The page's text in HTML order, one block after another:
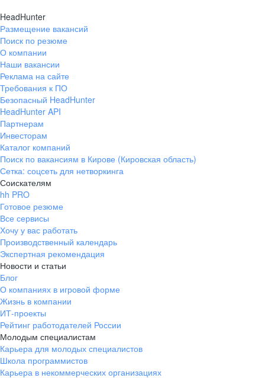
HeadHunter
Размещение вакансий
Поиск по резюме
О компании
Наши вакансии
Реклама на сайте
Требования к ПО
Безопасный HeadHunter
HeadHunter API
Партнерам
Инвесторам
Каталог компаний
Поиск по вакансиям в Кирове (Кировская область)
Сетка: соцсеть для нетворкинга
Соискателям
hh PRO
Готовое резюме
Все сервисы
Хочу у вас работать
Производственный календарь
Экспертная рекомендация
Новости и статьи
Блог
О компаниях в игровой форме
Жизнь в компании
ИТ-проекты
Рейтинг работодателей России
Молодым специалистам
Карьера для молодых специалистов
Школа программистов
Карьера в некоммерческих организациях